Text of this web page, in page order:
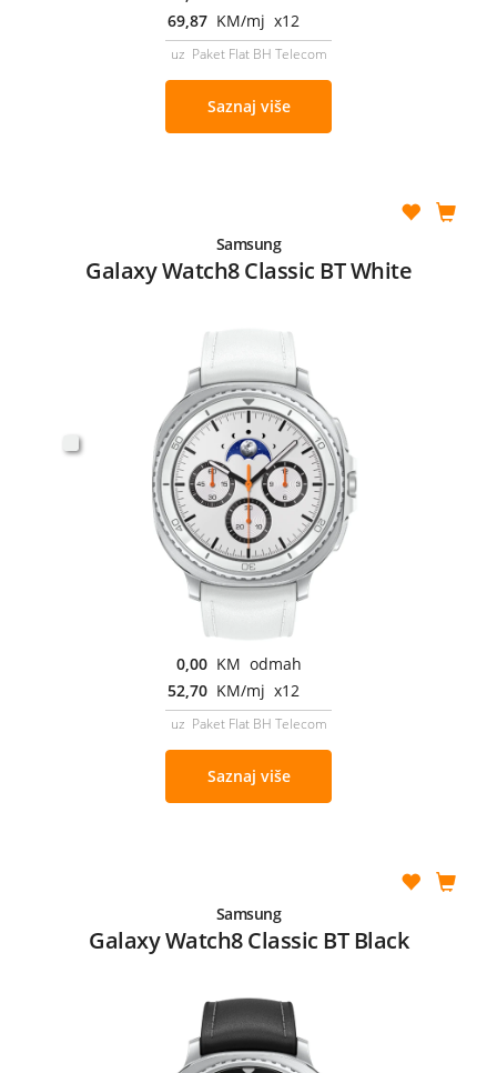
69,87 KM/mj x12
uz Paket Flat BH Telecom
Saznaj više
Samsung
Galaxy Watch8 Classic BT White
0,00 KM odmah
52,70 KM/mj x12
uz Paket Flat BH Telecom
Saznaj više
Samsung
Galaxy Watch8 Classic BT Black